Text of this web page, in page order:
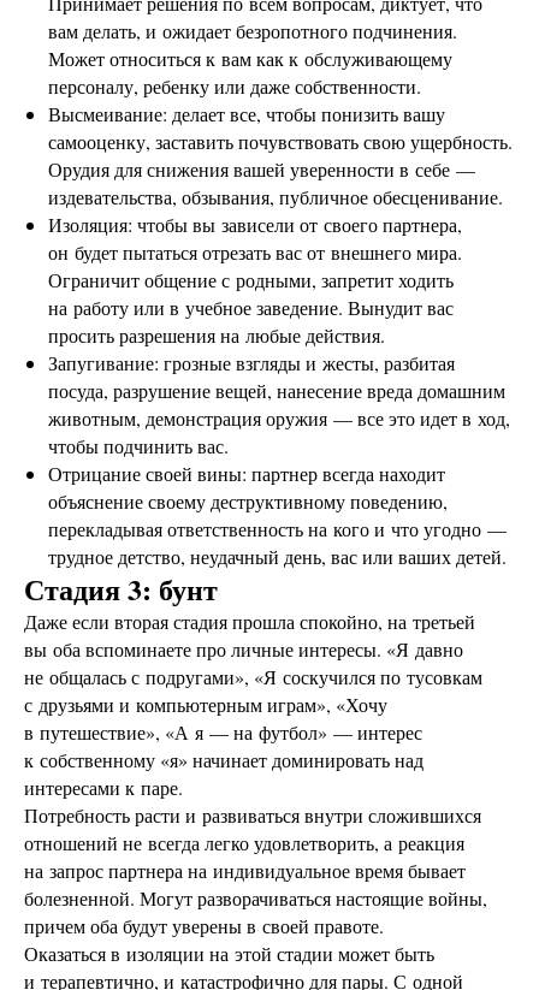
вам делать, и ожидает безропотного подчинения.
Может относиться к вам как к обслуживающему
персоналу, ребенку или даже собственности.
Высмеивание: делает все, чтобы понизить вашу
самооценку, заставить почувствовать свою ущербность.
Орудия для снижения вашей уверенности в себе —
издевательства, обзывания, публичное обесценивание.
Изоляция: чтобы вы зависели от своего партнера,
он будет пытаться отрезать вас от внешнего мира.
Ограничит общение с родными, запретит ходить
на работу или в учебное заведение. Вынудит вас
просить разрешения на любые действия.
Запугивание: грозные взгляды и жесты, разбитая
посуда, разрушение вещей, нанесение вреда домашним
животным, демонстрация оружия — все это идет в ход,
чтобы подчинить вас.
Отрицание своей вины: партнер всегда находит
объяснение своему деструктивному поведению,
перекладывая ответственность на кого и что угодно —
трудное детство, неудачный день, вас или ваших детей.
Стадия 3: бунт
Даже если вторая стадия прошла спокойно, на третьей
вы оба вспоминаете про личные интересы. «Я давно
не общалась с подругами», «Я соскучился по тусовкам
с друзьями и компьютерным играм», «Хочу
в путешествие», «А я — на футбол» — интерес
к собственному «я» начинает доминировать над
интересами к паре.
Потребность расти и развиваться внутри сложившихся
отношений не всегда легко удовлетворить, а реакция
на запрос партнера на индивидуальное время бывает
болезненной. Могут разворачиваться настоящие войны,
причем оба будут уверены в своей правоте.
Оказаться в изоляции на этой стадии может быть
и терапевтично, и катастрофично для пары. С одной